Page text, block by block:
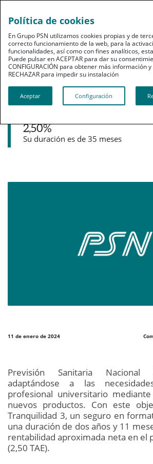
Noticias destacadas
PSN lanza Tranquilidad 3,
2,50%
Su duración es de 35 meses
11 de enero de 2024
Previsión Sanitaria Nacional
adaptándose a las
profesional universitario
nuevos productos. Con este
Tranquilidad 3, un seguro en
una duración de dos años y 11
rentabilidad aproximada neta en el
(2,50 TAE).
Política de cookies
En Grupo PSN utilizamos cookies propias y de
correcto funcionamiento de la web, para la
funcionalidades, así como con fines analíticos,
Puede pulsar en ACEPTAR para dar su
CONFIGURACIÓN para obtener más información
RECHAZAR para impedir su instalación​​​​​​​
Aceptar Configuración